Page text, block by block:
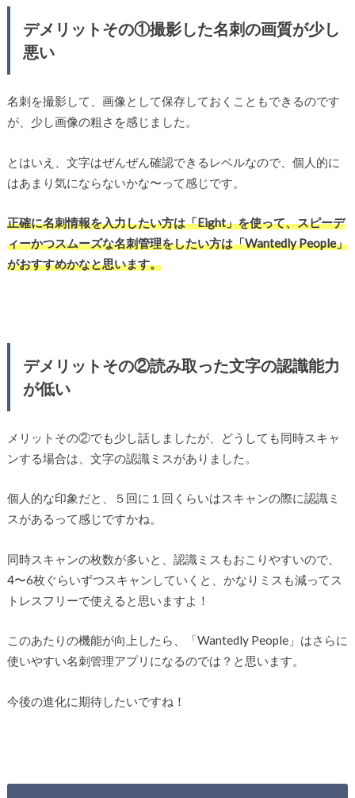
デメリットその①撮影した名刺の画質が少し
悪い
名刺を撮影して、画像として保存しておくこともできるのです
が、少し画像の粗さを感じました。
とはいえ、文字はぜんぜん確認できるレベルなので、個人的に
はあまり気にならないかな〜って感じです。
正確に名刺情報を入力したい方は「Eight」を使って、スピーデ
ィーかつスムーズな名刺管理をしたい方は「Wantedly People」
がおすすめかなと思います。
デメリットその②読み取った文字の認識能力
が低い
メリットその②でも少し話しましたが、どうしても同時スキャ
ンする場合は、文字の認識ミスがありました。
個人的な印象だと、５回に１回くらいはスキャンの際に認識ミ
スがあるって感じですかね。
同時スキャンの枚数が多いと、認識ミスもおこりやすいので、
4〜6枚ぐらいずつスキャンしていくと、かなりミスも減ってス
トレスフリーで使えると思いますよ！
このあたりの機能が向上したら、「Wantedly People」はさらに
使いやすい名刺管理アプリになるのでは？と思います。
今後の進化に期待したいですね！